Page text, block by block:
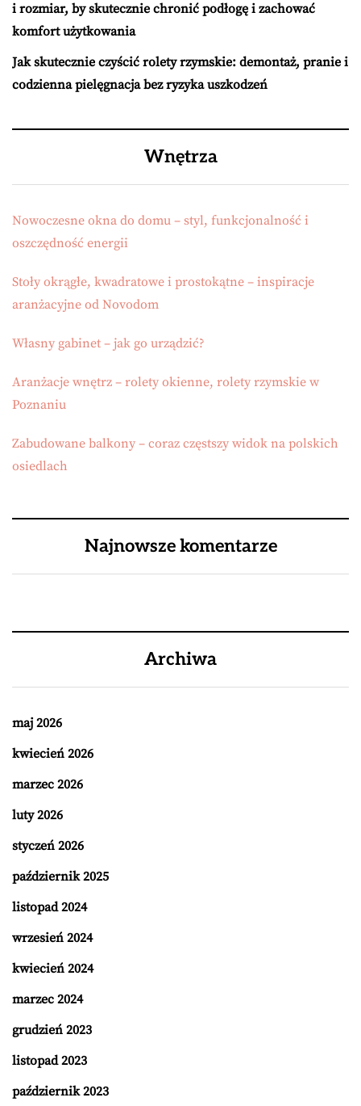
i rozmiar, by skutecznie chronić podłogę i zachować
komfort użytkowania
Jak skutecznie czyścić rolety rzymskie: demontaż, pranie i
codzienna pielęgnacja bez ryzyka uszkodzeń
Wnętrza
Nowoczesne okna do domu – styl, funkcjonalność i
oszczędność energii
Stoły okrągłe, kwadratowe i prostokątne – inspiracje
aranżacyjne od Novodom
Własny gabinet – jak go urządzić?
Aranżacje wnętrz – rolety okienne, rolety rzymskie w
Poznaniu
Zabudowane balkony – coraz częstszy widok na polskich
osiedlach
Najnowsze komentarze
Archiwa
maj 2026
kwiecień 2026
marzec 2026
luty 2026
styczeń 2026
październik 2025
listopad 2024
wrzesień 2024
kwiecień 2024
marzec 2024
grudzień 2023
listopad 2023
październik 2023